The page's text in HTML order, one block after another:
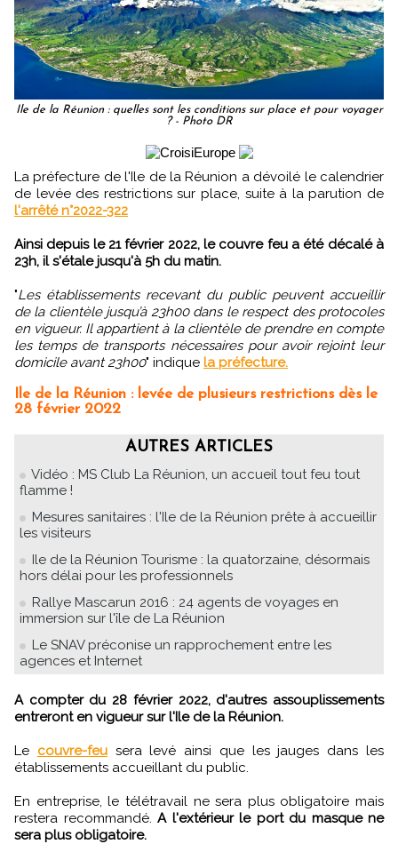
Ile de la Réunion : quelles sont les conditions sur place et pour voyager
? - Photo DR
La préfecture de l'Ile de la Réunion a dévoilé le calendrier
de levée des restrictions sur place, suite à la parution de
l'arrêté n°2022-322
Ainsi depuis le 21 février 2022, le couvre feu a été décalé à
23h, il s'étale jusqu'à 5h du matin.
"Les établissements recevant du public peuvent accueillir
de la clientèle jusqu’à 23h00 dans le respect des protocoles
en vigueur. Il appartient à la clientèle de prendre en compte
les temps de transports nécessaires pour avoir rejoint leur
domicile avant 23h00" indique la préfecture.
Ile de la Réunion : levée de plusieurs restrictions dès le
28 février 2022
AUTRES ARTICLES
Vidéo : MS Club La Réunion, un accueil tout feu tout
flamme !
Mesures sanitaires : l'Ile de la Réunion prête à accueillir
les visiteurs
Ile de la Réunion Tourisme : la quatorzaine, désormais
hors délai pour les professionnels
Rallye Mascarun 2016 : 24 agents de voyages en
immersion sur l'île de La Réunion
Le SNAV préconise un rapprochement entre les
agences et Internet
A compter du 28 février 2022, d'autres assouplissements
entreront en vigueur sur l'Ile de la Réunion.
Le couvre-feusera levé ainsi que les jauges dans les
établissements accueillant du public.
En entreprise, le télétravail ne sera plus obligatoire mais
restera recommandé. A l'extérieur le port du masque ne
sera plus obligatoire.